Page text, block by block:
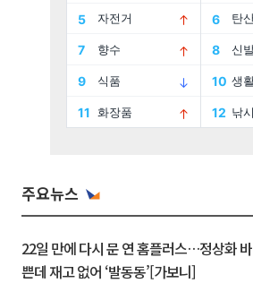
주요뉴스
22일 만에 다시 문 연 홈플러스…정상화 바
쁜데 재고 없어 ‘발동동’[가보니]